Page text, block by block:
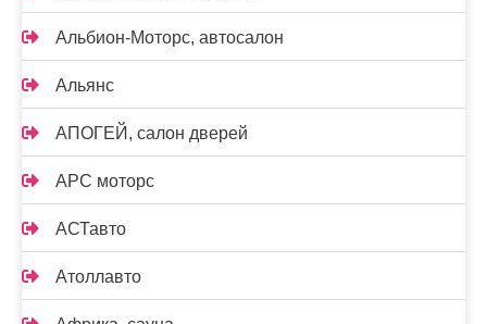
Альбион-Моторс, автосалон
Альянс
АПОГЕЙ, салон дверей
АРС моторс
АСТавто
Атоллавто